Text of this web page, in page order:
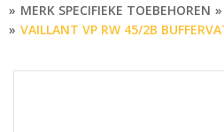
MERK SPECIFIEKE TOEBEHOREN
VAILLANT VP RW 45/2B